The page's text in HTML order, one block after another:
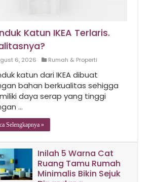
Katun IKEA Terlaris.
6, 2026 Rumah & Properti
katun dari IKEA dibuat
bahan berkualitas sehigga
daya serap yang tinggi
…
Selengkapnya »
Inilah 5 Warna Cat
Ruang Tamu Rumah
Minimalis Bikin Sejuk